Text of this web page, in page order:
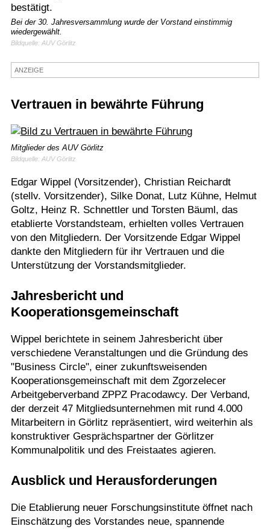
Kostenlos
bestätigt.
Bei der 30. Jahresversammlung wurde der Vorstand einstimmig
wiedergewählt.
Bildquelle: AUV Görlitz
ANZEIGE
Vertrauen in bewährte Führung
Mitglieder des AUV Görlitz
Bildquelle: AUV Görlitz
Edgar Wippel (Vorsitzender), Christian Reichardt
(stellv. Vorsitzender), Silke Donat, Lutz Kühne, Helmut
Goltz, Heinz R. Schnettler und Torsten Bäuml, das
etablierte Vorstandsteam, erhielten volles Vertrauen
von den Mitgliedern. Der Vorsitzende Edgar Wippel
dankte den Mitgliedern für ihr Vertrauen und die
Unterstützung der Vorstandsmitglieder.
Jahresbericht und
Kooperationsgemeinschaft
Wippel berichtete in seinem Jahresbericht über
verschiedene Veranstaltungen und die Gründung des
"Business Circle", einer zukunftsweisenden
Kooperationsgemeinschaft mit dem Zgorzelecer
Arbeitgeberverband ZPPZ Pracodawcy. Der Verband,
der derzeit 47 Mitgliedsunternehmen mit rund 4.000
Mitarbeitern in Görlitz repräsentiert, wird weiterhin als
konstruktiver Gesprächspartner der Görlitzer
Kommunalpolitik und des Freistaates agieren.
Ausblick und Herausforderungen
Die Etablierung neuer Forschungsinstitute öffnet nach
Einschätzung des Vorstandes neue, spannende